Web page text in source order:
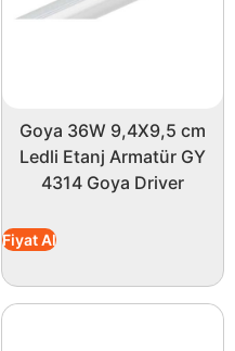
Goya 36W 9,4X9,5 cm
Ledli Etanj Armatür GY
4314 Goya Driver
Fiyat Al